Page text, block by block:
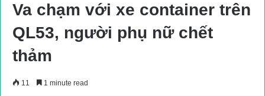
Va chạm với xe container trên
QL53, người phụ nữ chết
thảm
11 1 minute read